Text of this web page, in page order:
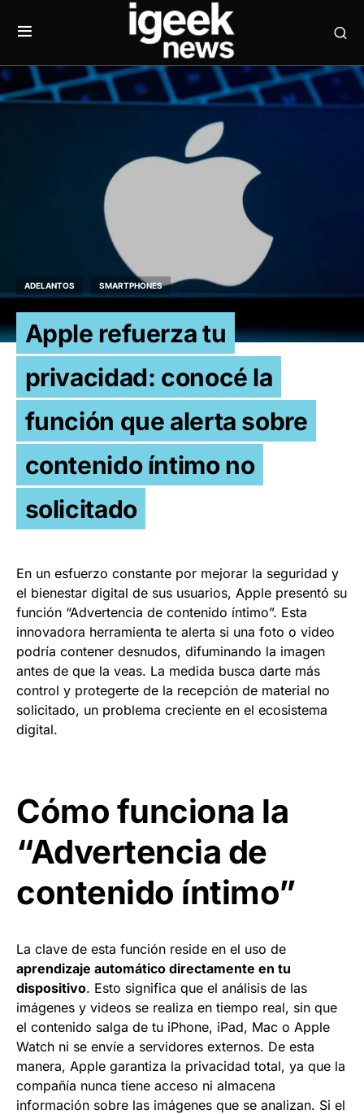
ADELANTOS SMARTPHONES
Apple refuerza tu
privacidad: conocé la
función que alerta sobre
contenido íntimo no
solicitado
En un esfuerzo constante por mejorar la seguridad y
el bienestar digital de sus usuarios, Apple presentó su
función “Advertencia de contenido íntimo”. Esta
innovadora herramienta te alerta si una foto o video
podría contener desnudos, difuminando la imagen
antes de que la veas. La medida busca darte más
control y protegerte de la recepción de material no
solicitado, un problema creciente en el ecosistema
digital.
Cómo funciona la
“Advertencia de
contenido íntimo”
La clave de esta función reside en el uso de
aprendizaje automático directamente en tu
dispositivo. Esto significa que el análisis de las
imágenes y videos se realiza en tiempo real, sin que
el contenido salga de tu iPhone, iPad, Mac o Apple
Watch ni se envíe a servidores externos. De esta
manera, Apple garantiza la privacidad total, ya que la
compañía nunca tiene acceso ni almacena
información sobre las imágenes que se analizan. Si el